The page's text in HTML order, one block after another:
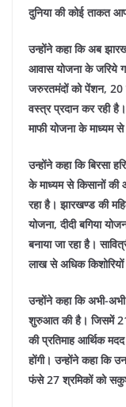
दुनिया की कोई ताकत
उन्होंने कहा कि अब
आवास योजना के जरिये
जरुरतमंदों को पेंशन, 20
वस्त्र प्रदान कर रही
माफी योजना के माध्यम से
उन्होंने कहा कि बिरसा
के माध्यम से किसानों
रहा है। झारखण्ड की
योजना, दीदी बगिया
बनाया जा रहा है।
लाख से अधिक
उन्होंने कहा कि अभी-
शुरुआत की है। जिसमें
की प्रतिमाह आर्थिक
होंगी।उन्होंने कहा कि
फंसे 27 श्रमिकों को